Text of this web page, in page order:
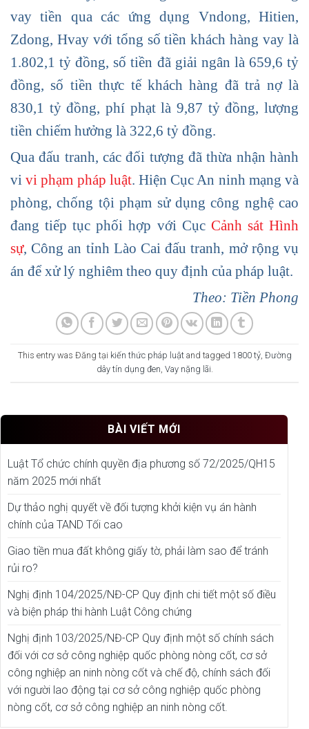
vay tiền qua các ứng dụng Vndong, Hitien,
Zdong, Hvay với tổng số tiền khách hàng vay là
1.802,1 tỷ đồng, số tiền đã giải ngân là 659,6 tỷ
đồng, số tiền thực tế khách hàng đã trả nợ là
830,1 tỷ đồng, phí phạt là 9,87 tỷ đồng, lượng
tiền chiếm hưởng là 322,6 tỷ đồng.
Qua đấu tranh, các đối tượng đã thừa nhận hành
vivi phạm pháp luật. Hiện Cục An ninh mạng và
phòng, chống tội phạm sử dụng công nghệ cao
đang tiếp tục phối hợp với Cục Cảnh sát Hình
sự, Công an tỉnh Lào Cai đấu tranh, mở rộng vụ
án để xử lý nghiêm theo quy định của pháp luật.
Theo: Tiền Phong
This entry was Đăng tại kiến thức pháp luậtand tagged 1800 tỷ, Đường
dây tín dụng đen, Vay nặng lãi.
BÀI VIẾT MỚI
Luật Tổ chức chính quyền địa phương số 72/2025/QH15
năm 2025 mới nhất
Dự thảo nghị quyết về đối tượng khởi kiện vụ án hành
chính của TAND Tối cao
Giao tiền mua đất không giấy tờ, phải làm sao để tránh
rủi ro?
Nghị định 104/2025/NĐ-CP Quy định chi tiết một số điều
và biện pháp thi hành Luật Công chứng
Nghị định 103/2025/NĐ-CP Quy định một số chính sách
đối với cơ sở công nghiệp quốc phòng nòng cốt, cơ sở
công nghiệp an ninh nòng cốt và chế độ, chính sách đối
với người lao động tại cơ sở công nghiệp quốc phòng
nòng cốt, cơ sở công nghiệp an ninh nòng cốt.